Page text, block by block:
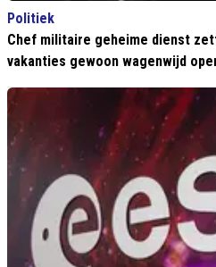
Politiek
Chef militaire geheime dienst
vakanties gewoon wagenwijd